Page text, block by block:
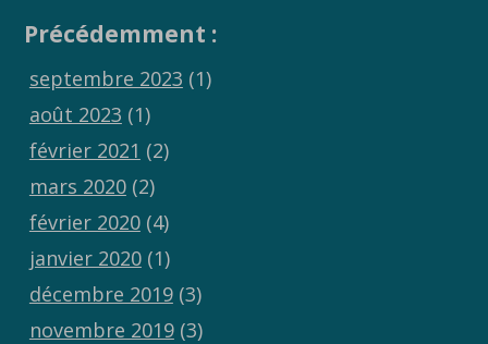
Précédemment :
septembre 2023 (1)
août 2023 (1)
février 2021 (2)
mars 2020(2)
février 2020(4)
janvier 2020(1)
décembre 2019(3)
novembre 2019(3)